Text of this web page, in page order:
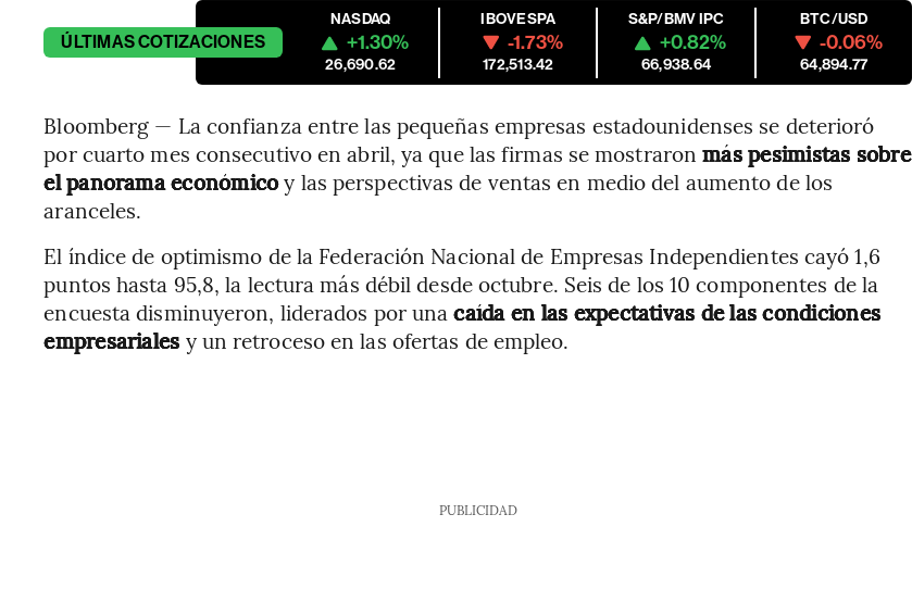
ÚLTIMASCOTIZACIONES
NASDAQ
+1.30%
26,690.62
IBOVESPA
-1.73%
172,513.42
S&P/BMV IPC
+0.82%
66,938.64
BTC/USD
-0.06%
64,894.77
Bloomberg — La confianza entre las pequeñas empresas estadounidenses se deterioró
por cuarto mes consecutivo en abril, ya que las firmas se mostraronmás pesimistas sobre
el panorama económicoy las perspectivas de ventas en medio del aumento de los
aranceles.
El índice de optimismo de la Federación Nacional de Empresas Independientes cayó 1,6
puntos hasta 95,8, la lectura más débil desde octubre. Seis de los 10 componentes de la
encuesta disminuyeron, liderados por unacaída en las expectativas de las condiciones
empresariales y un retroceso en las ofertas de empleo.
PUBLICIDAD